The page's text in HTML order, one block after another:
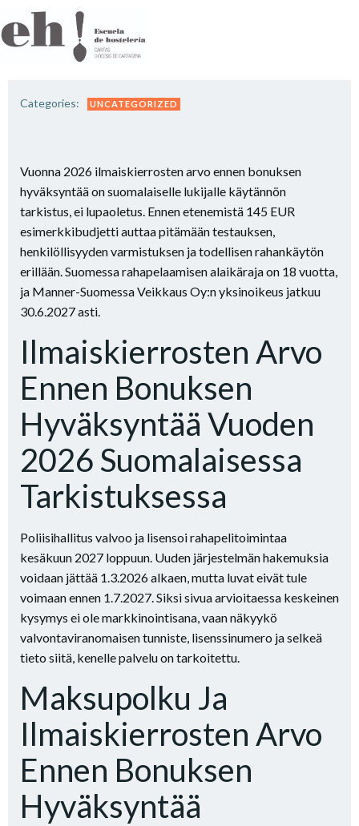
Categories: UNCATEGORIZED
Vuonna 2026 ilmaiskierrosten arvo ennen bonuksen
hyväksyntää on suomalaiselle lukijalle käytännön
tarkistus, ei lupaoletus. Ennen etenemistä 145 EUR
esimerkkibudjetti auttaa pitämään testauksen,
henkilöllisyyden varmistuksen ja todellisen rahankäytön
erillään. Suomessa rahapelaamisen alaikäraja on 18 vuotta,
ja Manner-Suomessa Veikkaus Oy:n yksinoikeus jatkuu
30.6.2027 asti.
Ilmaiskierrosten Arvo
Ennen Bonuksen
Hyväksyntää Vuoden
2026 Suomalaisessa
Tarkistuksessa
Poliisihallitus valvoo ja lisensoi rahapelitoimintaa
kesäkuun 2027 loppuun. Uuden järjestelmän hakemuksia
voidaan jättää 1.3.2026 alkaen, mutta luvat eivät tule
voimaan ennen 1.7.2027. Siksi sivua arvioitaessa keskeinen
kysymys ei ole markkinointisana, vaan näkyykö
valvontaviranomaisen tunniste, lisenssinumero ja selkeä
tieto siitä, kenelle palvelu on tarkoitettu.
Maksupolku Ja
Ilmaiskierrosten Arvo
Ennen Bonuksen
Hyväksyntää